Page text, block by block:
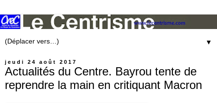
▼
jeudi 24 août 2017
Actualités du Centre. Bayrou tente de
reprendre la main en critiquant Macron